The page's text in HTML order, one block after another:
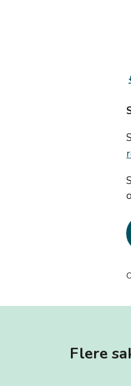
Flere